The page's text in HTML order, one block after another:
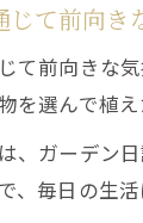
じて前向き
て前向きな
を選んで植
、ガーデン
、毎日の生